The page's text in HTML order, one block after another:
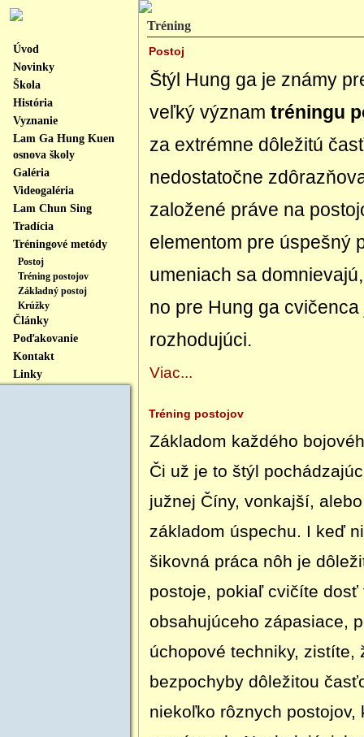
Úvod
Novinky
Škola
História
Vyznanie
Lam Ga Hung Kuen
osnova školy
Galéria
Videogaléria
Lam Chun Sing
Tradícia
Tréningové metódy
Postoj
Tréning postojov
Základný postoj
Krúžky
Články
Poďakovanie
Kontakt
Linky
Tréning
Postoj
Štýl Hung ga je známy
veľký význam tréningu
za extrémne dôležitú
nedostatočne
založené práve na
elementom pre úspešný
umeniach sa
no pre Hung ga
rozhodujúci.
Viac...
Tréning postojov
Základom každého
Či už je to štýl
južnej Číny, vonkajší,
základom úspechu. I keď
šikovná práca nôh je
postoje, pokiaľ cvičíte dosť
obsahujúceho zápasiace,
úchopové techniky, zistíte,
bezpochyby dôležitou
niekoľko rôznych